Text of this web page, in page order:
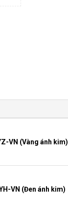
VN (Vàng ánh kim)
VN (Đen ánh kim)